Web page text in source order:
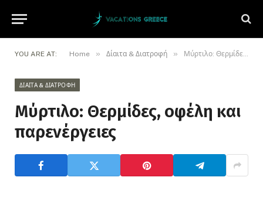
YOU ARE AT: Home » Δίαιτα & Διατροφή » Μύρτιλο: Θερμίδες, οφέλη και παρενέργειες
ΔΊΑΙΤΑ & ΔΙΑΤΡΟΦΉ
Μύρτιλο: Θερμίδες, οφέλη και
παρενέργειες